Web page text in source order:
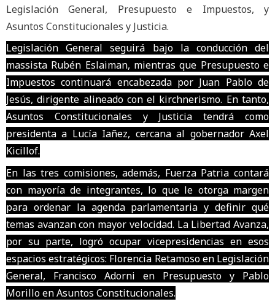
Legislación General, Presupuesto e Impuestos, y
Asuntos Constitucionales y Justicia.
Legislación General seguirá bajo la conducción del
massista Rubén Eslaiman, mientras que Presupuesto e
Impuestos continuará encabezada por Juan Pablo de
Jesús, dirigente alineado con el kirchnerismo. En tanto,
Asuntos Constitucionales y Justicia tendrá como
presidenta a Lucía Iañez, cercana al gobernador Axel
Kicillof.
En las tres comisiones, además, Fuerza Patria contará
con mayoría de integrantes, lo que le otorga margen
para ordenar la agenda parlamentaria y definir qué
temas avanzan con mayor velocidad. La Libertad Avanza,
por su parte, logró ocupar vicepresidencias en esos
espacios estratégicos: Florencia Retamoso en Legislación
General, Francisco Adorni en Presupuesto y Pablo
Morillo en Asuntos Constitucionales.